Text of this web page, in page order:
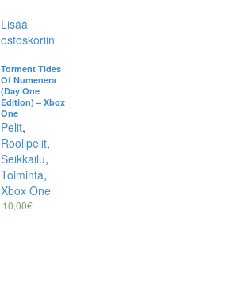
Lisää
ostoskoriin
Torment Tides
Of Numenera
(Day One
Edition) – Xbox
One
Pelit,
Roolipelit,
Seikkailu,
Toiminta,
Xbox One
10,00€